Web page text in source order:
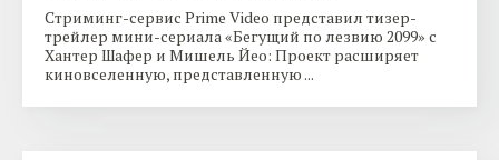
Стриминг-сервис Prime Video представил тизер-
трейлер мини-сериала «Бегущий по лезвию 2099» с
Хантер Шафер и Мишель Йео: Проект расширяет
киновселенную, представленную ...